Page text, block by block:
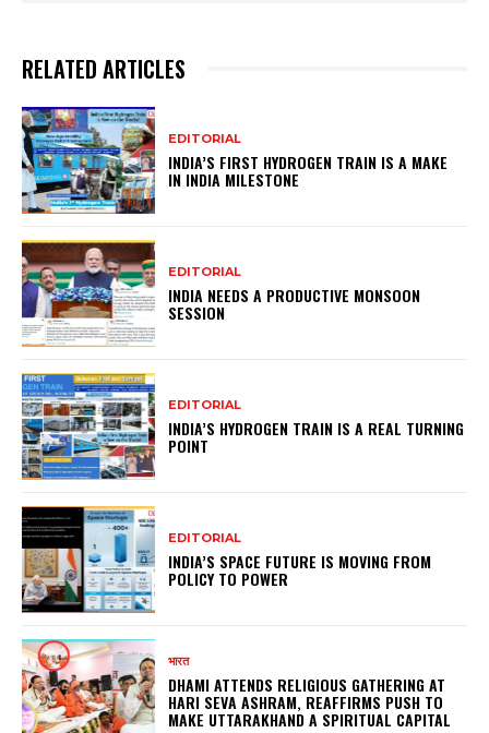
RELATED ARTICLES
EDITORIAL
INDIA’S FIRST HYDROGEN TRAIN IS A MAKE
IN INDIA MILESTONE
EDITORIAL
INDIA NEEDS A PRODUCTIVE MONSOON
SESSION
EDITORIAL
INDIA’S HYDROGEN TRAIN IS A REAL TURNING
POINT
EDITORIAL
INDIA’S SPACE FUTURE IS MOVING FROM
POLICY TO POWER
भारत
DHAMI ATTENDS RELIGIOUS GATHERING AT
HARI SEVA ASHRAM, REAFFIRMS PUSH TO
MAKE UTTARAKHAND A SPIRITUAL CAPITAL